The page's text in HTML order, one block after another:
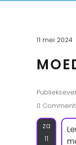
11 mei 2024
0
za
11